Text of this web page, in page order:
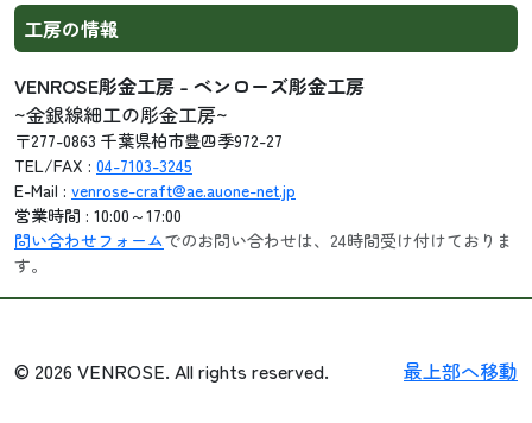
工房の情報
VENROSE彫金工房 - ベンローズ彫金工房
~金銀線細工の彫金工房~
〒277-0863 千葉県柏市豊四季972-27
TEL/FAX : 04-7103-3245
E-Mail : venrose-craft@ae.auone-net.jp
営業時間 : 10:00～17:00
問い合わせフォームでのお問い合わせは、24時間受け付けておりま
す。
最上部へ移動
© 2026 VENROSE. All rights reserved.